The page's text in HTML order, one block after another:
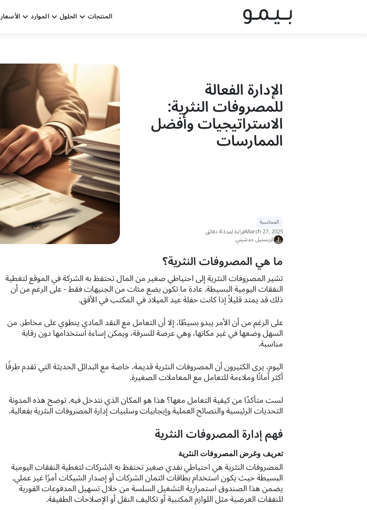
المنتجات الحلول الموارد الأسعار
الإدارة الفعالة
للمصروفات النثرية:
الاستراتيجيات وأفضل
الممارسات
المحاسبة
March 27, 2025قراءة لمدة 4 دقائق
كريستيل حدشيتي
ما هي المصروفات النثرية؟
تشير المصروفات النثرية إلى احتياطي صغير من المال تحتفظ به الشركة في الموقع لتغطية
النفقات اليومية البسيطة. عادة ما تكون بضع مئات من الجنيهات فقط - على الرغم من أن
ذلك قد يمتد قليلاً إذا كانت حفلة عيد الميلاد في المكتب في الأفق.
على الرغم من أن الأمر يبدو بسيطًا، إلا أن التعامل مع النقد المادي ينطوي على مخاطر. من
السهل وضعها في غير مكانها، وهي عرضة للسرقة، ويمكن إساءة استخدامها دون رقابة
مناسبة.
اليوم، يرى الكثيرون أن المصروفات النثرية قديمة، خاصة مع البدائل الحديثة التي تقدم طرقًا
أكثر أمانًا وملاءمة للتعامل مع المعاملات الصغيرة.
لست متأكدًا من كيفية التعامل معها؟ هذا هو المكان الذي نتدخل فيه. توضح هذه المدونة
التحديات الرئيسية والنصائح العملية وإيجابيات وسلبيات إدارة المصروفات النثرية بفعالية.
فهم إدارة المصروفات النثرية
تعريف وغرض المصروفات النثرية
المصروفات النثرية هي احتياطي نقدي صغير تحتفظ به الشركات لتغطية النفقات اليومية
البسيطة حيث يكون استخدام بطاقات ائتمان الشركات أو إصدار الشيكات أمرًا غير عملي.
يضمن هذا الصندوق استمرارية التشغيل السلسة من خلال تسهيل المدفوعات الفورية
للنفقات العرضية مثل اللوازم المكتبية أو تكاليف النقل أو الإصلاحات الطفيفة.